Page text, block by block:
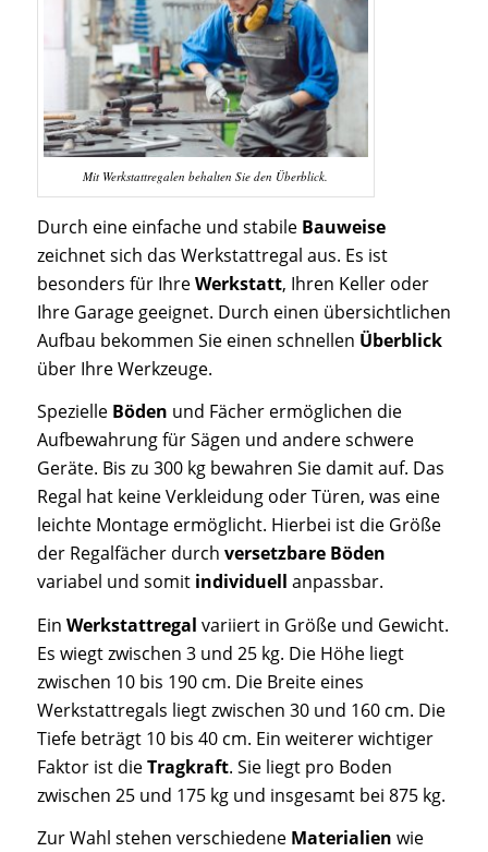
Mit Werkstattregalen behalten Sie den Überblick.
Durch eine einfache und stabile Bauweise
zeichnet sich das Werkstattregal aus. Es ist
besonders für IhreWerkstatt, Ihren Keller oder
Ihre Garage geeignet. Durch einen übersichtlichen
Aufbau bekommen Sie einen schnellen Überblick
über Ihre Werkzeuge.
Spezielle Böden und Fächer ermöglichen die
Aufbewahrung für Sägen und andere schwere
Geräte. Bis zu 300 kg bewahren Sie damit auf. Das
Regal hat keine Verkleidung oder Türen, was eine
leichte Montage ermöglicht. Hierbei ist die Größe
der Regalfächer durch versetzbare Böden
variabel und somit individuell anpassbar.
Ein Werkstattregal variiert in Größe und Gewicht.
Es wiegt zwischen 3 und 25 kg. Die Höhe liegt
zwischen 10 bis 190 cm. Die Breite eines
Werkstattregals liegt zwischen 30 und 160 cm. Die
Tiefe beträgt 10 bis 40 cm. Ein weiterer wichtiger
Faktor ist dieTragkraft. Sie liegt pro Boden
zwischen 25 und 175 kg und insgesamt bei 875 kg.
Zur Wahl stehen verschiedene Materialien wie